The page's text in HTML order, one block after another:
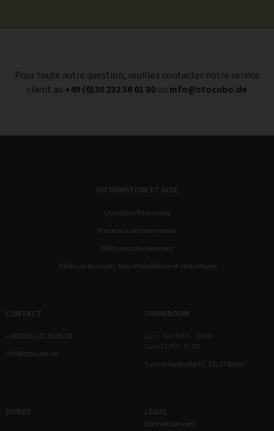
Pour toute autre question, veuillez contacter notre service
client au +49 (0)30 232 56 01 80ou info@stocubo.de
INFORMATION ET AIDE
Questions fréquentes
Processus de commande
Méthodes de paiement
Délais de livraison, frais d'expédition et emballages
CONTACT
+49 (0)30 232 56 01 80
info@stocubo.de
SHOWROOM
Lun – Ven 9:30 – 18:00
Sam 12:00 – 17:00
Tucholskystraße 31, 10117 Berlin
DIVERS LEGAL
Données privées